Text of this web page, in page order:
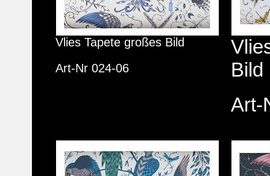
Vlies Tapete großes Bild
Art-Nr 024-06
Bild
Art-